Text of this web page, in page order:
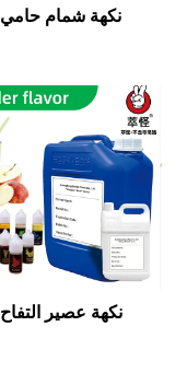
نكهة شمام حامي
نكهة عصير التفاح